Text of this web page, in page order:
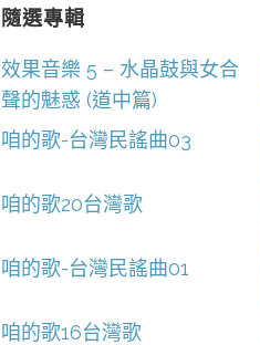
隨選專輯
效果音樂 5 – 水晶鼓與女合
聲的魅惑 (道中篇)
咱的歌-台灣民謠曲03
咱的歌20台灣歌
咱的歌-台灣民謠曲01
咱的歌16台灣歌